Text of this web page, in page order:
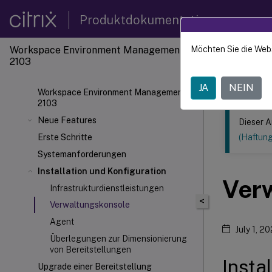
Produktdokumentation
Workspace Environment Management
2103
Workspace Environment Management
2103
Neue Features
Erste Schritte
Systemanforderungen
Installation und Konfiguration
Infrastrukturdienstleistungen
Verwaltungskonsole
Agent
Überlegungen zur Dimensionierung
von Bereitstellungen
Upgrade einer Bereitstellung
Dieser Inhalt
<
Dieser
July 1,
Möchten Sie die
JA NEIN